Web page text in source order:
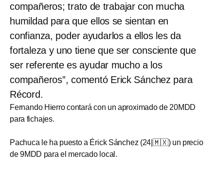
compañeros; trato de trabajar con mucha
humildad para que ellos se sientan en
confianza, poder ayudarlos a ellos les da
fortaleza y uno tiene que ser consciente que
ser referente es ayudar mucho a los
compañeros”, comentó Erick Sánchez para
Récord.
Fernando Hierro contará con un aproximado de 20MDD
para fichajes.
Pachuca le ha puesto a Érick Sánchez (24|🇲🇽) un precio
de 9MDD para el mercado local.